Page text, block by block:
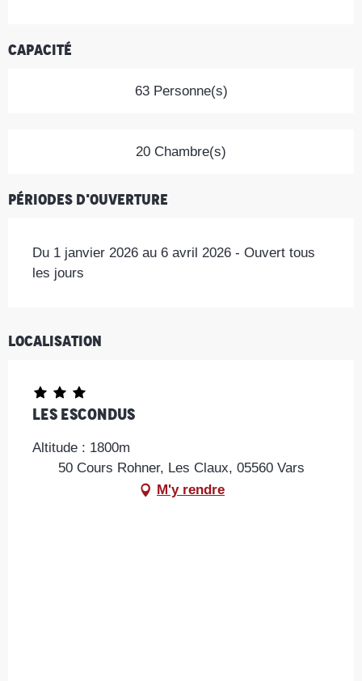
Capacité
63 Personne(s)
20 Chambre(s)
Périodes d'ouverture
Du 1 janvier 2026 au 6 avril 2026 - Ouvert tous
les jours
Localisation
Les Escondus
Altitude : 1800m
50 Cours Rohner, Les Claux, 05560 Vars
M'y rendre